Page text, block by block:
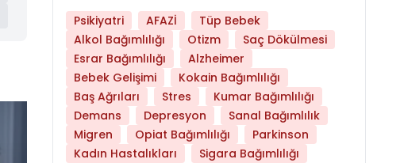
Psikiyatri AFAZİ
Tüp Bebek
Alkol Bağımlılığı
Otizm
Saç Dökülmesi
Esrar Bağımlılığı
Alzheimer
Bebek Gelişimi
Kokain Bağımlılığı
Baş Ağrıları
Stres
Kumar Bağımlılığı
Demans
Depresyon
Sanal Bağımlılık
Migren
Opiat Bağımlılığı
Parkinson
Kadın Hastalıkları
Sigara Bağımlılığı